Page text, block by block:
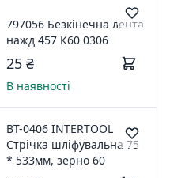
797056 Безкінечна лента
нажд 457 К60 0306
25 ₴
В наявності
ВТ-0406 INTERTOOL
Стрічка шліфувальна 75
* 533мм, зерно 60